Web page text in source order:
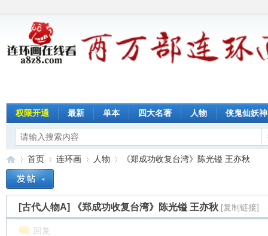
权限开通 最新 单本 四大名著 人物 侠鬼仙妖神
»
首页
›
连环画
›
人物
›
《郑成功收复台湾》陈光镒 王亦秋
[古代人物A] 《郑成功收复台湾》陈光镒 王亦秋 [复制链接]
回复